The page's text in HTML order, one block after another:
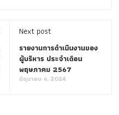
Next post
รายงานการดำเนินงานของ
ผู้บริหาร ประจำเดือน
พฤษภาคม 2567
มิถุนายน 6, 2024